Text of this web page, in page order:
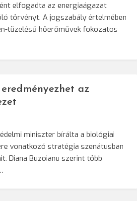
elfogadta az energiaágazat
törvényt. A jogszabály értelmében
tüzelésű hőerőművek fokozatos
az
miniszter bírálta a biológiai
vonatkozó stratégia szenátusban
Diana Buzoianu szerint több